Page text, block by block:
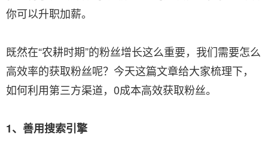
你可以升职加薪。
既然在“农耕时期”的粉丝增长这么重要，我们需要怎么
高效率的获取粉丝呢？今天这篇文章给大家梳理下，
如何利用第三方渠道，0成本高效获取粉丝。
1、善用搜索引擎